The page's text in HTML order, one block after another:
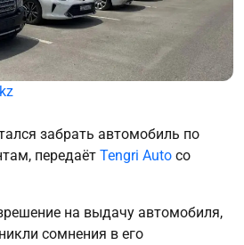
забрать автомобиль по
передаёт Tengri Auto со
на выдачу автомобиля,
сомнения в его